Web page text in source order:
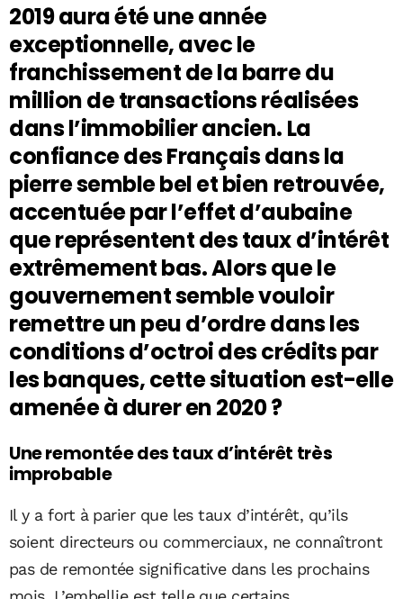
2019 aura été une année
exceptionnelle, avec le
franchissement de la barre du
million de transactions réalisées
dans l’immobilier ancien. La
confiance des Français dans la
pierre semble bel et bien retrouvée,
accentuée par l’effet d’aubaine
que représentent des taux d’intérêt
extrêmement bas. Alors que le
gouvernement semble vouloir
remettre un peu d’ordre dans les
conditions d’octroi des crédits par
les banques, cette situation est-elle
amenée à durer en 2020 ?
Une remontée des taux d’intérêt très
improbable
Il y a fort à parier que les taux d’intérêt, qu’ils
soient directeurs ou commerciaux, ne connaîtront
pas de remontée significative dans les prochains